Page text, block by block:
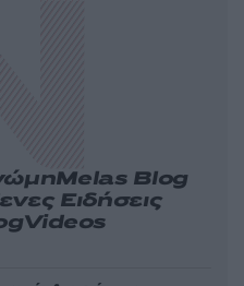
Melas Blog
Ειδήσεις
Videos